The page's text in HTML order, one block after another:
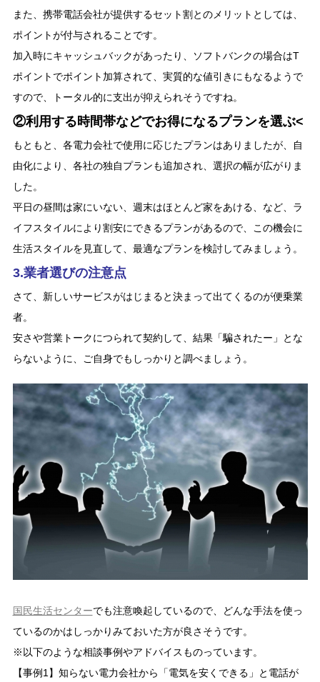
また、携帯電話会社が提供するセット割とのメリットとしては、
ポイントが付与されることです。
加入時にキャッシュバックがあったり、ソフトバンクの場合はT
ポイントでポイント加算されて、実質的な値引きにもなるようで
すので、トータル的に支出が抑えられそうですね。
②利用する時間帯などでお得になるプランを選ぶ<
もともと、各電力会社で使用に応じたプランはありましたが、自
由化により、各社の独自プランも追加され、選択の幅が広がりま
した。
平日の昼間は家にいない、週末はほとんど家をあける、など、ラ
イフスタイルにより割安にできるプランがあるので、この機会に
生活スタイルを見直して、最適なプランを検討してみましょう。
3.業者選びの注意点
さて、新しいサービスがはじまると決まって出てくるのが便乗業
者。
安さや営業トークにつられて契約して、結果「騙されたー」とな
らないように、ご自身でもしっかりと調べましょう。
国民生活センターでも注意喚起しているので、どんな手法を使っ
ているのかはしっかりみておいた方が良さそうです。
※以下のような相談事例やアドバイスものっています。
【事例1】知らない電力会社から「電気を安くできる」と電話が